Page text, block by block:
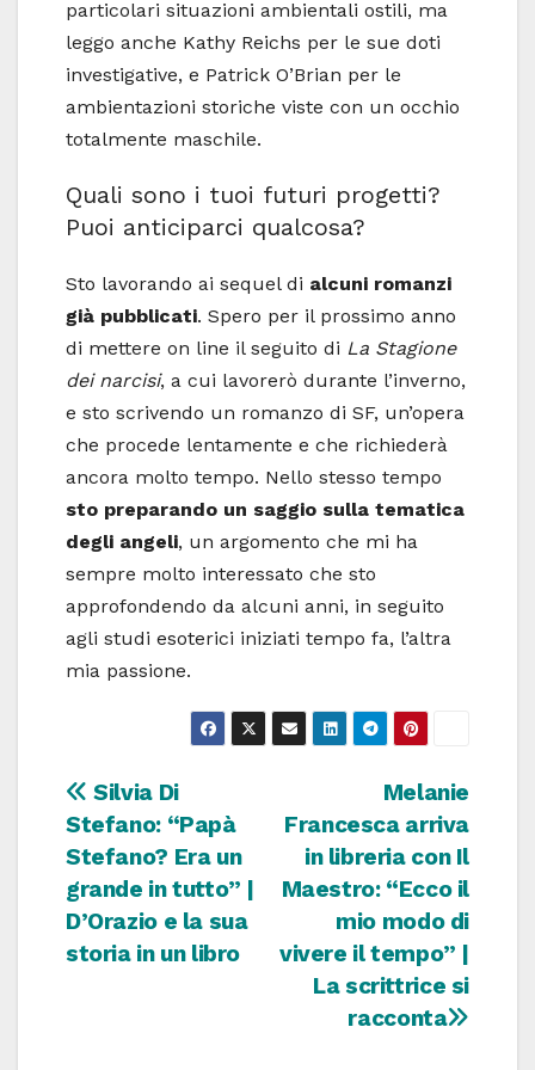
particolari situazioni ambientali ostili, ma
leggo anche Kathy Reichs per le sue doti
investigative, e Patrick O’Brian per le
ambientazioni storiche viste con un occhio
totalmente maschile.
Quali sono i tuoi futuri progetti?
Puoi anticiparci qualcosa?
Sto lavorando ai sequel di alcuni romanzi
già pubblicati. Spero per il prossimo anno
di mettere on line il seguito di La Stagione
dei narcisi, a cui lavorerò durante l’inverno,
e sto scrivendo un romanzo di SF, un’opera
che procede lentamente e che richiederà
ancora molto tempo. Nello stesso tempo
sto preparando un saggio sulla tematica
degli angeli, un argomento che mi ha
sempre molto interessato che sto
approfondendo da alcuni anni, in seguito
agli studi esoterici iniziati tempo fa, l’altra
mia passione.
Navigazione
articoli
Melanie
Francesca arriva
in libreria con Il
Maestro: “Ecco il
mio modo di
vivere il tempo” |
La scrittrice si
racconta
Silvia Di
Stefano: “Papà
Stefano? Era un
grande in tutto” |
D’Orazio e la sua
storia in un libro